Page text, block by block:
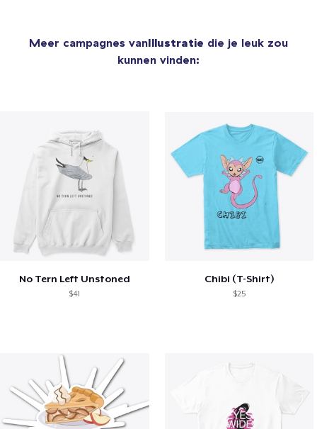
Meer campagnes vanIllustratie die je leuk zou
kunnen vinden:
No Tern Left Unstoned
$41
Chibi (T-Shirt)
$25